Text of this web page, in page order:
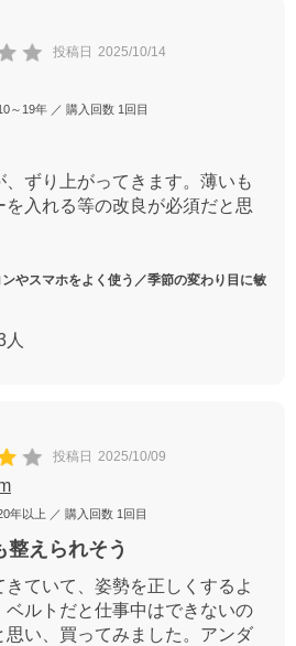
投稿日 2025/10/14
～19年 ／ 購入回数 1回目
ずり上がってきます。薄いも
入れる等の改良が必須だと思
やスマホをよく使う／季節の変わり目に敏
人
投稿日 2025/10/09
年以上 ／ 購入回数 1回目
えられそう
ていて、姿勢を正しくするよ
ベルトだと仕事中はできないの
思い、買ってみました。アンダ